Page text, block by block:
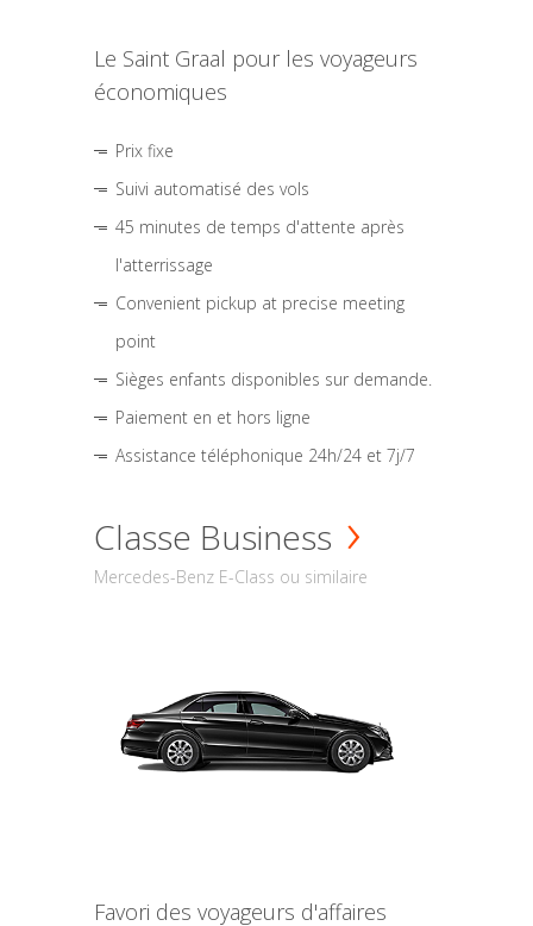
Le Saint Graal pour les voyageurs
économiques
Prix fixe
Suivi automatisé des vols
45 minutes de temps d'attente après
l'atterrissage
Convenient pickup at precise meeting
point
Sièges enfants disponibles sur demande.
Paiement en et hors ligne
Assistance téléphonique 24h/24 et 7j/7
Classe Business
Mercedes-Benz E-Class ou similaire
Favori des voyageurs d'affaires